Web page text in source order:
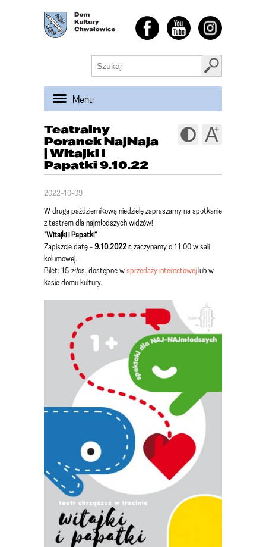
Menu
Teatralny
Poranek NajNaja
| Witajki i
Papatki 9.10.22
2022-10-09
W drugą październikową niedzielę zapraszamy na spotkanie
z teatrem dla najmłodszych widzów!
"Witajki i Papatki"
Zapiszcie datę -9.10.2022 r.zaczynamy o 11:00 w sali
kolumowej.
Bilet: 15 zł/os. dostępne wsprzedaży internetowejlub w
kasie domu kultury.